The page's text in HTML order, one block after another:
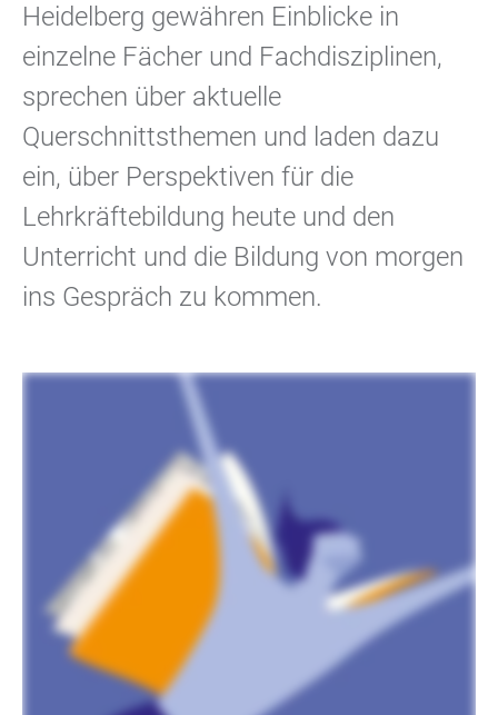
Heidelberg gewähren Einblicke in
einzelne Fächer und Fachdisziplinen,
sprechen über aktuelle
Querschnittsthemen und laden dazu
ein, über Perspektiven für die
Lehrkräftebildung heute und den
Unterricht und die Bildung von morgen
ins Gespräch zu kommen.